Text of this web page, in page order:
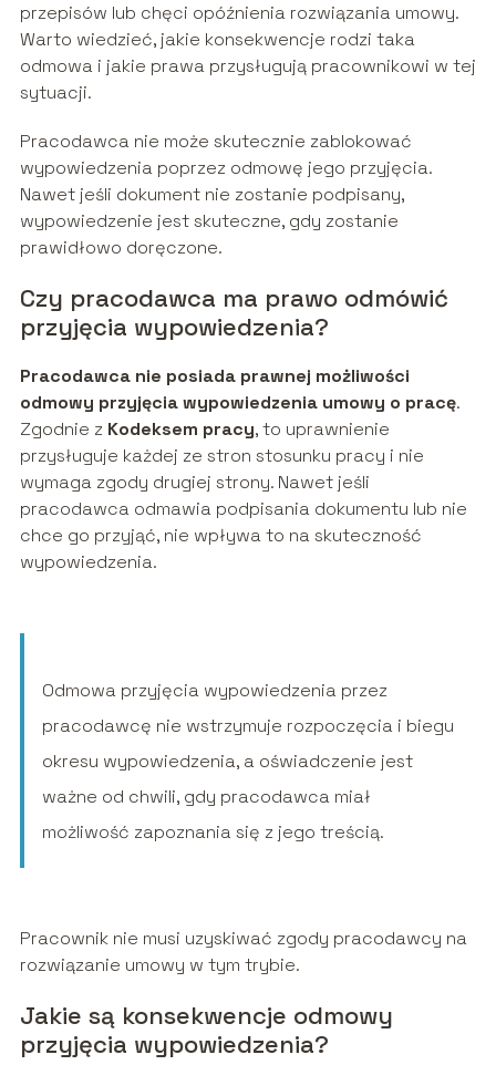
przepisów lub chęci opóźnienia rozwiązania umowy.
Warto wiedzieć, jakie konsekwencje rodzi taka
odmowa i jakie prawa przysługują pracownikowi w tej
sytuacji.
Pracodawca nie może skutecznie zablokować
wypowiedzenia poprzez odmowę jego przyjęcia.
Nawet jeśli dokument nie zostanie podpisany,
wypowiedzenie jest skuteczne, gdy zostanie
prawidłowo doręczone.
Czy pracodawca ma prawo odmówić
przyjęcia wypowiedzenia?
Pracodawca nie posiada prawnej możliwości
odmowy przyjęcia wypowiedzenia umowy o pracę.
Zgodnie z Kodeksem pracy, to uprawnienie
przysługuje każdej ze stron stosunku pracy i nie
wymaga zgody drugiej strony. Nawet jeśli
pracodawca odmawia podpisania dokumentu lub nie
chce go przyjąć, nie wpływa to na skuteczność
wypowiedzenia.
Odmowa przyjęcia wypowiedzenia przez
pracodawcę nie wstrzymuje rozpoczęcia i biegu
okresu wypowiedzenia, a oświadczenie jest
ważne od chwili, gdy pracodawca miał
możliwość zapoznania się z jego treścią.
Pracownik nie musi uzyskiwać zgody pracodawcy na
rozwiązanie umowy w tym trybie.
Jakie są konsekwencje odmowy
przyjęcia wypowiedzenia?